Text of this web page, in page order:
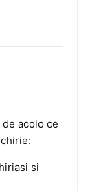
acolo ce
si